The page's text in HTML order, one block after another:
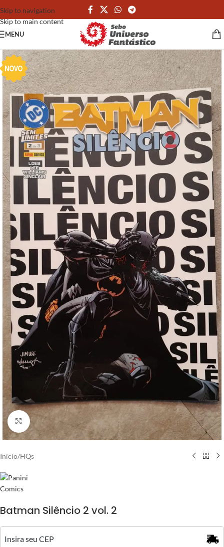
Skip to navigation
Skip to main content
MENU
Clique para ampliar
Início/HQs
Batman Silêncio 2 vol. 2